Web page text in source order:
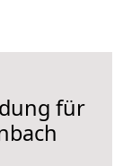
für